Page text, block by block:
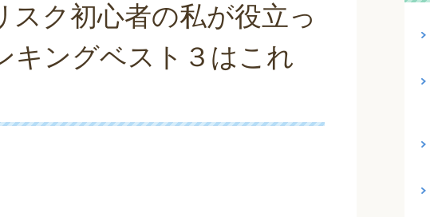
スク初心者の私が役立っ
キングベスト３はこれ